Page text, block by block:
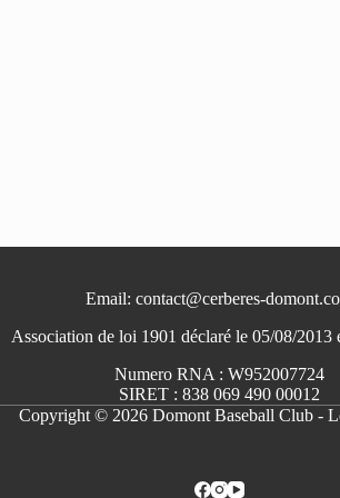
Email: contact@cerberes-
Association de loi 1901 déclaré le 05/08/2013
Numero RNA : W952007724
SIRET : 838 069 490 00012
Copyright © 2026 Domont Baseball Club -